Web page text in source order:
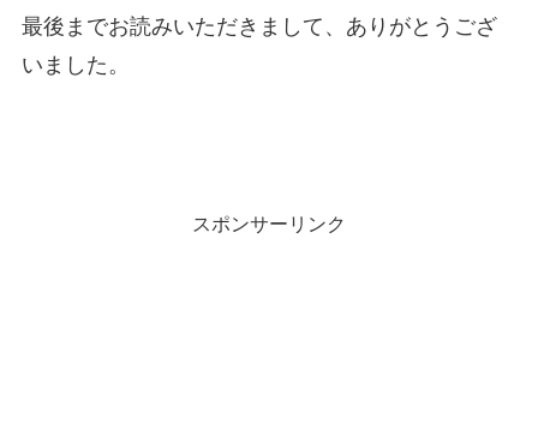
最後までお読みいただきまして、ありがとうござ
いました。
スポンサーリンク